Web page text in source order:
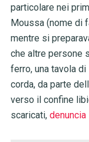
particolare nei
Moussa (nome di
mentre si
che altre persone
ferro, una tavola di
corda, da parte
verso il confine
scaricati, denuncia